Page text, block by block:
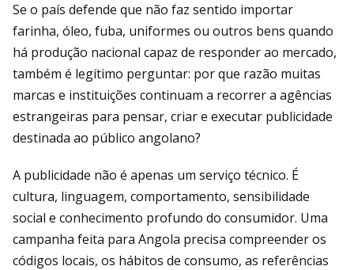
Se o país defende que não faz sentido importar
farinha, óleo, fuba, uniformes ou outros bens quando
há produção nacional capaz de responder ao mercado,
também é legítimo perguntar: por que razão muitas
marcas e instituições continuam a recorrer a agências
estrangeiras para pensar, criar e executar publicidade
destinada ao público angolano?
A publicidade não é apenas um serviço técnico. É
cultura, linguagem, comportamento, sensibilidade
social e conhecimento profundo do consumidor. Uma
campanha feita para Angola precisa compreender os
códigos locais, os hábitos de consumo, as referências